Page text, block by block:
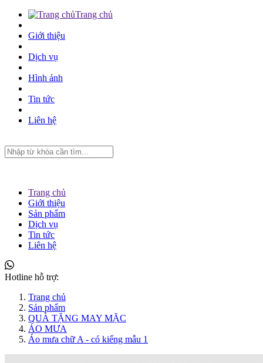
Trang chủ
Giới thiệu
Dịch vụ
Hình ảnh
Tin tức
Liên hệ
Trang chủ
Giới thiệu
Sản phẩm
Dịch vụ
Tin tức
Liên hệ
Hotline hỗ trợ:
Trang chủ
Sản phẩm
QUÀ TẶNG MAY MẶC
ÁO MƯA
Áo mưa chữ A - có kiếng mẫu 1